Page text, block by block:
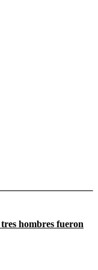
hombres fueron